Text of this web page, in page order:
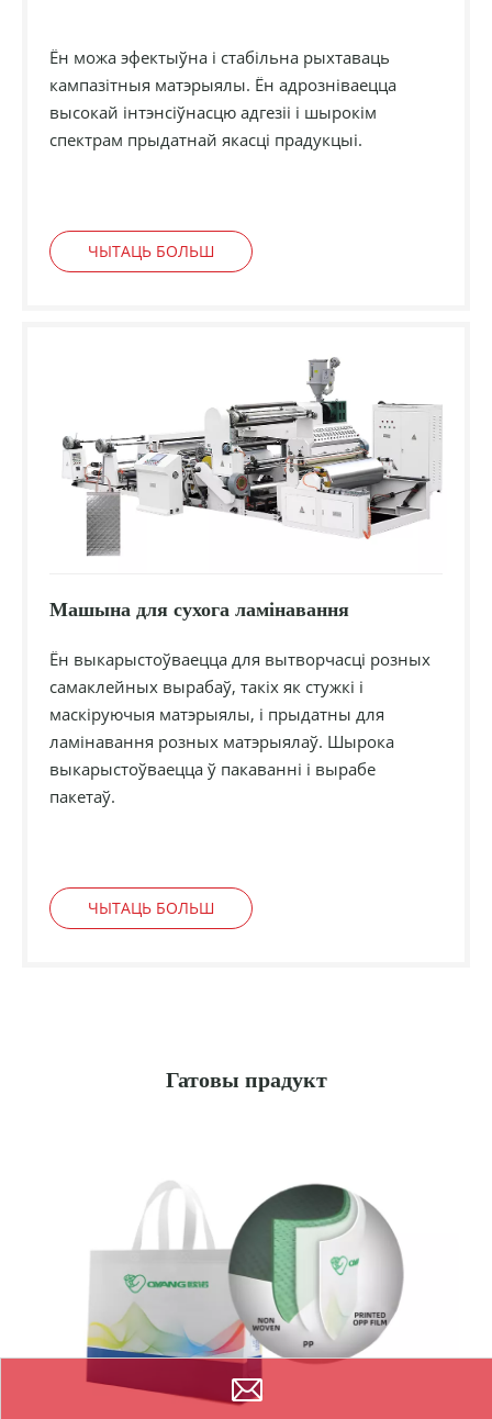
Ён можа эфектыўна і стабільна рыхтаваць
кампазітныя матэрыялы. Ён адрозніваецца
высокай інтэнсіўнасцю адгезіі і шырокім
спектрам прыдатнай якасці прадукцыі.
ЧЫТАЦЬ БОЛЬШ
Машына для сухога ламінавання
Ён выкарыстоўваецца для вытворчасці розных
самаклейных вырабаў, такіх як стужкі і
маскіруючыя матэрыялы, і прыдатны для
ламінавання розных матэрыялаў. Шырока
выкарыстоўваецца ў пакаванні і вырабе
пакетаў.
ЧЫТАЦЬ БОЛЬШ
Гатовы прадукт